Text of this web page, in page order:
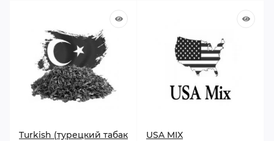
Turkish (турецкий табак
USA MIX